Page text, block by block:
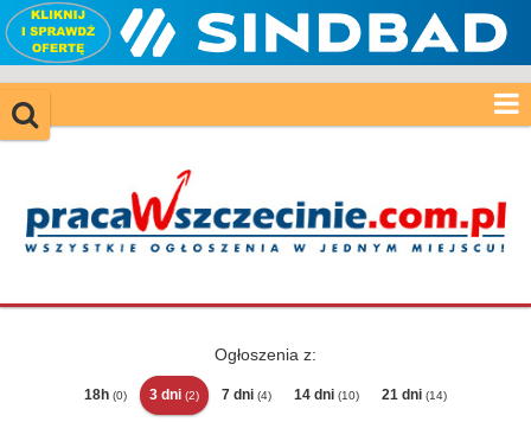
Ogłoszenia z:
18h (0) 3 dni (2) 7 dni (4) 14 dni (10) 21 dni (14)